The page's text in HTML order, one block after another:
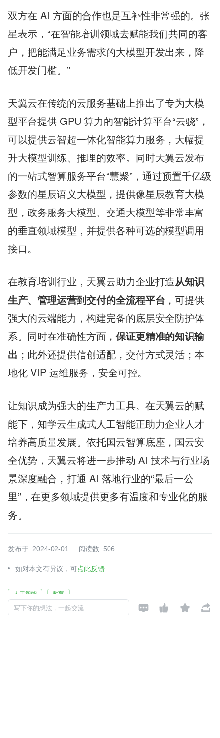
双方在 AI 方面的合作也是互补性非常强的。张
星表示，“在智能培训领域去赋能我们共同的客
户，把能满足业务需求的大模型开发出来，降
低开发门槛。”
天翼云在传统的云服务基础上推出了专为大模
型平台提供 GPU 算力的智能计算平台“云骁”，
可以提供云智超一体化智能算力服务，大幅提
升大模型训练、推理的效率。同时天翼云发布
的一站式智算服务平台“慧聚”，通过预置千亿级
参数的星辰语义大模型，提供像星辰教育大模
型，政务服务大模型、交通大模型等非常丰富
的垂直领域模型，并提供各种可选的模型调用
接口。
在教育培训行业，天翼云助力企业打造从知识
生产、管理运营到交付的全流程平台 ，可提供
强大的云端能力，构建完备的底层安全防护体
系。同时在准确性方面， 保证更精准的知识输
出 ；此外还提供信创适配，交付方式灵活；本
地化 VIP 运维服务，安全可控。
让知识成为强大的生产力工具。在天翼云的赋
能下，知学云生成式人工智能正助力企业人才
培养高质量发展。依托国云智算底座，国云安
全优势，天翼云将进一步推动 AI 技术与行业场
景深度融合，打通 AI 落地行业的“最后一公
里”，在更多领域提供更多有温度和专业化的服
务。
发布于: 2024-02-01 阅读数: 506
如对本文有异议，可点此反馈
人工智能 教育
写下你的想法，一起交流    